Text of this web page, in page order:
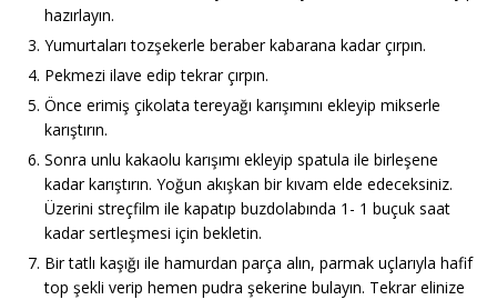
hazırlayın.
Yumurtaları tozşekerle beraber kabarana kadar çırpın.
Pekmezi ilave edip tekrar çırpın.
Önce erimiş çikolata tereyağı karışımını ekleyip mikserle
karıştırın.
Sonra unlu kakaolu karışımı ekleyip spatula ile birleşene
kadar karıştırın. Yoğun akışkan bir kıvam elde edeceksiniz.
Üzerini streçfilm ile kapatıp buzdolabında 1- 1 buçuk saat
kadar sertleşmesi için bekletin.
Bir tatlı kaşığı ile hamurdan parça alın, parmak uçlarıyla hafif
top şekli verip hemen pudra şekerine bulayın. Tekrar elinize